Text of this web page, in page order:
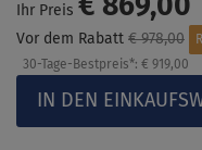
Ihr Preis € 869,00
Vor dem Rabatt € 978,00
30-Tage-Bestpreis*: € 919,00